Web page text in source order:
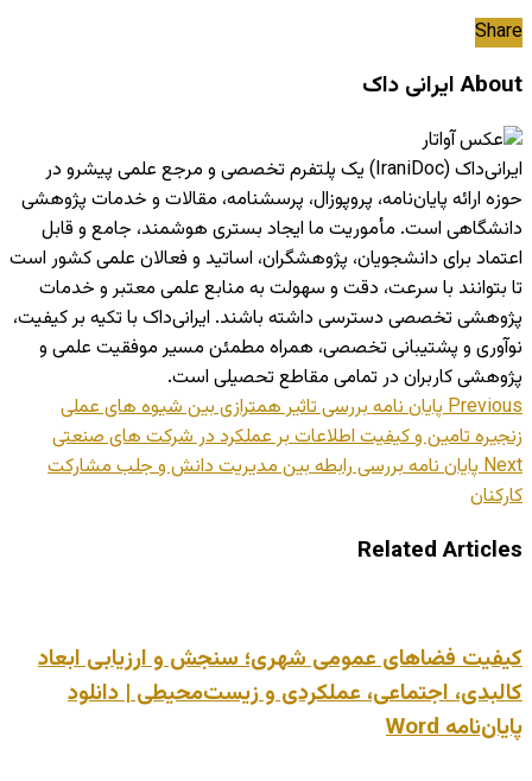
Share
About ایرانی داک
ایرانی‌داک (IraniDoc) یک پلتفرم تخصصی و مرجع علمی پیشرو در
حوزه ارائه پایان‌نامه، پروپوزال، پرسشنامه، مقالات و خدمات پژوهشی
دانشگاهی است. مأموریت ما ایجاد بستری هوشمند، جامع و قابل
اعتماد برای دانشجویان، پژوهشگران، اساتید و فعالان علمی کشور است
تا بتوانند با سرعت، دقت و سهولت به منابع علمی معتبر و خدمات
پژوهشی تخصصی دسترسی داشته باشند. ایرانی‌داک با تکیه بر کیفیت،
نوآوری و پشتیبانی تخصصی، همراه مطمئن مسیر موفقیت علمی و
پژوهشی کاربران در تمامی مقاطع تحصیلی است.
Previousپایان نامه بررسی تاثیر همترازی بین شیوه های عملی
زنجیره تامین و کیفیت اطلاعات بر عملکرد در شرکت های صنعتی
Nextپایان نامه بررسی رابطه بین مدیریت دانش و جلب مشارکت
کارکنان
Related Articles
کیفیت فضاهای عمومی شهری؛ سنجش و ارزیابی ابعاد
کالبدی، اجتماعی، عملکردی و زیست‌محیطی | دانلود
پایان‌نامه Word